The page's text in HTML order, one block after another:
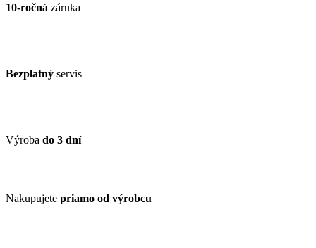
10-ročná záruka
Bezplatný servis
Výroba do 3 dní
Nakupujete priamo od výrobcu